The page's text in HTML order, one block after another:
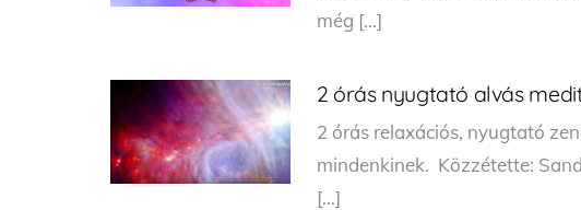
még […]
2 órás nyugtató alvás
2 órás relaxációs, nyugtató
mindenkinek. Közzétette:
[…]